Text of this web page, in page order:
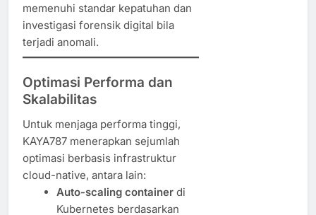
memenuhi standar kepatuhan dan
investigasi forensik digital bila
terjadi anomali.
Optimasi Performa dan
Skalabilitas
Untuk menjaga performa tinggi,
KAYA787 menerapkan sejumlah
optimasi berbasis infrastruktur
cloud-native, antara lain:
Auto-scaling containerdi
Kubernetes berdasarkan